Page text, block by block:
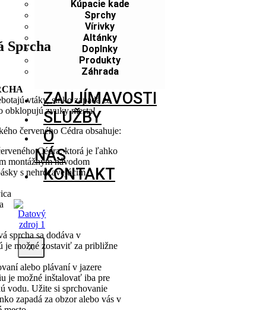
Kúpacie kade
Sprchy
Vírivky
Altánky
Doplnky
Produkty
Záhrada
ZAUJÍMAVOSTI
SLUŽBY
O
NÁS
KONTAKT
X
Sprcha
vtáky, slnko zapadá za
obklopujú zvuky mesta!
červeného Cédra obsahuje:
Cédra, ktorá je ľahko
montážnym návodom
s nehrdzavejúcim
sprcha sa dodáva v
je možné zostaviť za približne
alebo plávaní v jazere
je možné inštalovať iba pre
vodu. Užite si sprchovanie
zapadá za obzor alebo vás v